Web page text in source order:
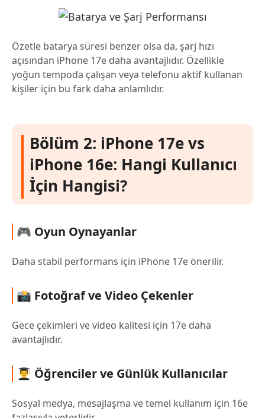
Özetle batarya süresi benzer olsa da, şarj hızı
açısından iPhone 17e daha avantajlıdır. Özellikle
yoğun tempoda çalışan veya telefonu aktif kullanan
kişiler için bu fark daha anlamlıdır.
Bölüm 2: iPhone 17e vs
iPhone 16e: Hangi Kullanıcı
İçin Hangisi?
🎮 Oyun Oynayanlar
Daha stabil performans için iPhone 17e önerilir.
📸 Fotoğraf ve Video Çekenler
Gece çekimleri ve video kalitesi için 17e daha
avantajlıdır.
👨‍🎓 Öğrenciler ve Günlük Kullanıcılar
Sosyal medya, mesajlaşma ve temel kullanım için 16e